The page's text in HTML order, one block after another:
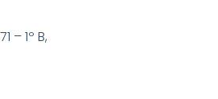
– 1º B,